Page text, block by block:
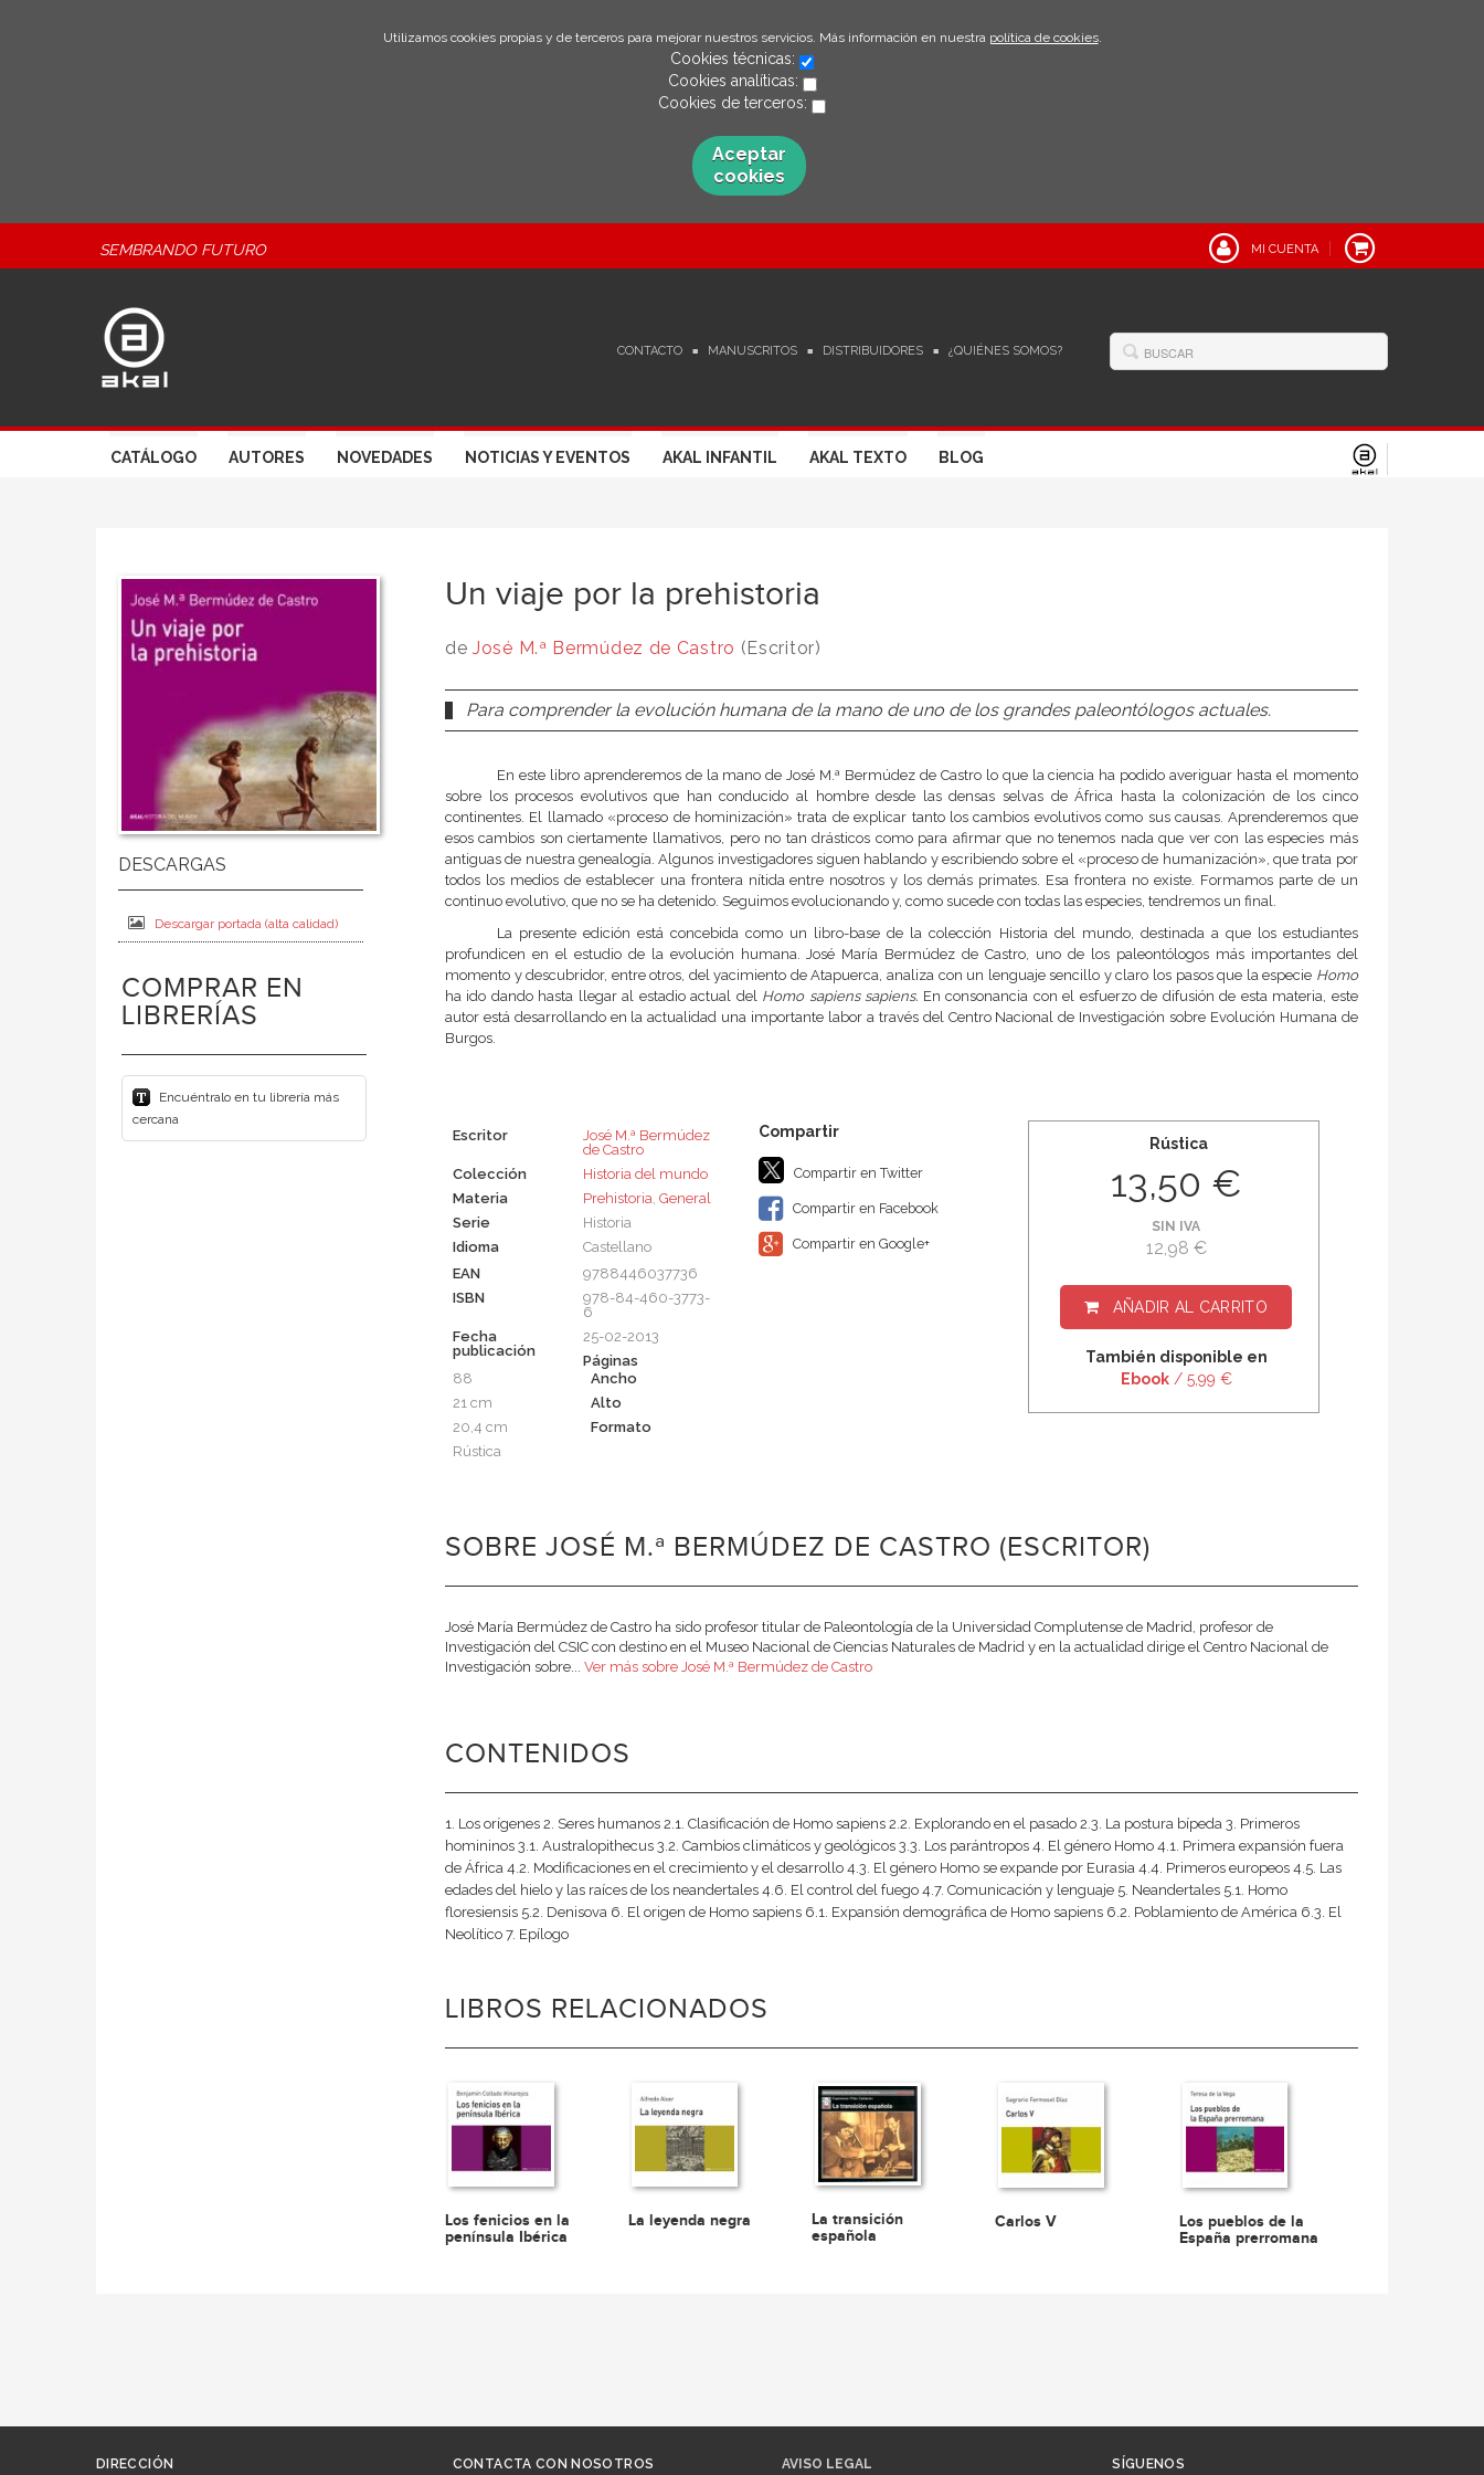
Utilizamos cookies propias y de terceros para mejorar nuestros servicios. Más información en nuestra política de cookies.
Cookies técnicas:
Cookies analíticas:
Cookies de terceros:
Aceptar
cookies
SEMBRANDO FUTURO MI CUENTA
CONTACTO MANUSCRITOS DISTRIBUIDORES ¿QUIÉNES SOMOS?
CATÁLOGO AUTORES NOVEDADES NOTICIAS Y EVENTOS AKAL INFANTIL AKAL TEXTO BLOG
Descargar portada (alta calidad)
COMPRAR EN
LIBRERÍAS
Encuéntralo en tu librería más
cercana
Un viaje por la prehistoria
deJosé M.ª Bermúdez de Castro (Escritor)
Para comprender la evolución humana de la mano de uno de los grandes paleontólogos actuales.
En este libro aprenderemos de la mano de José M.ª Bermúdez de Castro lo que la ciencia ha podido averiguar hasta el momento
sobre los procesos evolutivos que han conducido al hombre desde las densas selvas de África hasta la colonización de los cinco
continentes. El llamado «proceso de hominización» trata de explicar tanto los cambios evolutivos como sus causas. Aprenderemos que
esos cambios son ciertamente llamativos, pero no tan drásticos como para afirmar que no tenemos nada que ver con las especies más
antiguas de nuestra genealogía. Algunos investigadores siguen hablando y escribiendo sobre el «proceso de humanización», que trata por
todos los medios de establecer una frontera nítida entre nosotros y los demás primates. Esa frontera no existe. Formamos parte de un
continuo evolutivo, que no se ha detenido. Seguimos evolucionando y, como sucede con todas las especies, tendremos un final.
La presente edición está concebida como un libro-base de la colección Historia del mundo, destinada a que los estudiantes
profundicen en el estudio de la evolución humana. José María Bermúdez de Castro, uno de los paleontólogos más importantes del
momento y descubridor, entre otros, del yacimiento de Atapuerca, analiza con un lenguaje sencillo y claro los pasos que la especie Homo
ha ido dando hasta llegar al estadio actual del Homo sapiens sapiens. En consonancia con el esfuerzo de difusión de esta materia, este
autor está desarrollando en la actualidad una importante labor a través del Centro Nacional de Investigación sobre Evolución Humana de
Burgos.
Escritor
José M.ª Bermúdez
de Castro
Colección
Historia del mundo
Materia
Prehistoria, General
Serie
Historia
Idioma
Castellano
EAN
9788446037736
ISBN
978-84-460-3773-
6
Fecha
publicación
25-02-2013
Páginas
88
Ancho
21 cm
Alto
20,4 cm
Formato
Rústica
Compartir en Twitter
Compartir en Facebook
Compartir en Google+
Rústica
13,50 €
SIN IVA
12,98 €
AÑADIR AL CARRITO
También disponible en
Ebook/ 5,99 €
SOBRE JOSÉ M.ª BERMÚDEZ DE CASTRO (ESCRITOR)
José María Bermúdez de Castro ha sido profesor titular de Paleontología de la Universidad Complutense de Madrid, profesor de
Investigación del CSIC con destino en el Museo Nacional de Ciencias Naturales de Madrid y en la actualidad dirige el Centro Nacional de
Investigación sobre... Ver más sobre José M.ª Bermúdez de Castro
CONTENIDOS
1. Los orígenes 2. Seres humanos 2.1. Clasificación de Homo sapiens 2.2. Explorando en el pasado 2.3. La postura bípeda 3. Primeros
homininos 3.1. Australopithecus 3.2. Cambios climáticos y geológicos 3.3. Los parántropos 4. El género Homo 4.1. Primera expansión fuera
de África 4.2. Modificaciones en el crecimiento y el desarrollo 4.3. El género Homo se expande por Eurasia 4.4. Primeros europeos 4.5. Las
edades del hielo y las raíces de los neandertales 4.6. El control del fuego 4.7. Comunicación y lenguaje 5. Neandertales 5.1. Homo
floresiensis 5.2. Denisova 6. El origen de Homo sapiens 6.1. Expansión demográfica de Homo sapiens 6.2. Poblamiento de América 6.3. El
Neolítico 7. Epílogo
LIBROS RELACIONADOS
Los fenicios en la
península Ibérica
La leyenda negra
La transición
española
Carlos V
Los pueblos de la
España prerromana
DIRECCIÓN CONTACTA CON NOSOTROS AVISO LEGAL SÍGUENOS